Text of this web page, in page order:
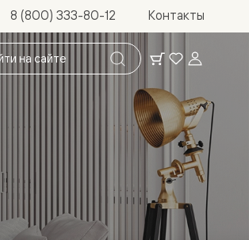
8 (800) 333-80-12 Контакты